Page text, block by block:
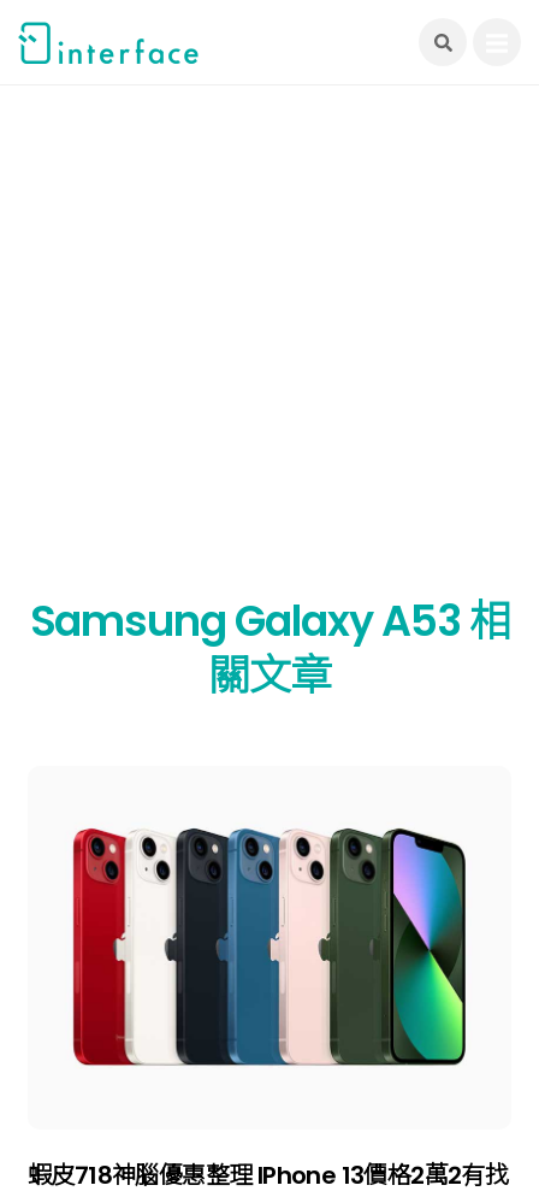
Samsung Galaxy A53 相
關文章
蝦皮718神腦優惠整理 IPhone 13價格2萬2有找